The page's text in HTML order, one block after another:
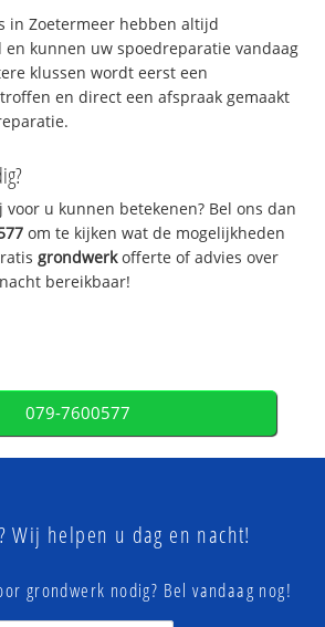
in Zoetermeer hebben altijd
en kunnen uw spoedreparatie vandaag
klussen wordt eerst een
en direct een afspraak gemaakt
u kunnen betekenen? Bel ons dan
om te kijken wat de mogelijkheden
grondwerkofferte of advies over
bereikbaar!
079-7600577
Wij helpen u dag en nacht!
grondwerk nodig? Bel vandaag nog!